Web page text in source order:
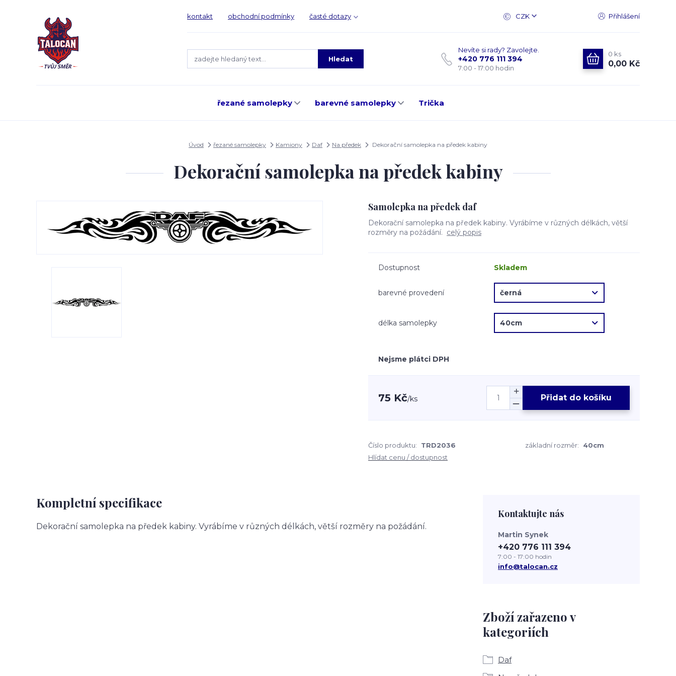
kontakt obchodní podmínky časté dotazy CZK Přihlášení
Hledat
Nevíte si rady? Zavolejte.
+420 776 111 394
7:00 - 17:00 hodin
0 ks
0,00 Kč
řezané samolepky barevné samolepky Trička
Úvod řezané samolepky Kamiony Daf Na předek Dekorační samolepka na předek kabiny
Dekorační samolepka na předek kabiny
Samolepka na předek daf
Dekorační samolepka na předek kabiny. Vyrábíme v různých délkách, větší
rozměry na požádání. celý popis
Dostupnost Skladem
barevné provedení
délka samolepky
Nejsme plátci DPH
75 Kč/ks Přidat do košíku
Číslo produktu: TRD2036 základní rozměr:
40cm
Hlídat cenu / dostupnost
Kompletní specifikace
Dekorační samolepka na předek kabiny. Vyrábíme v různých délkách, větší rozměry na požádání.
Zboží zařazeno v
kategoriích
Daf
Kontaktujte nás
Martin Synek
+420 776 111 394
7:00 - 17:00 hodin
info@talocan.cz